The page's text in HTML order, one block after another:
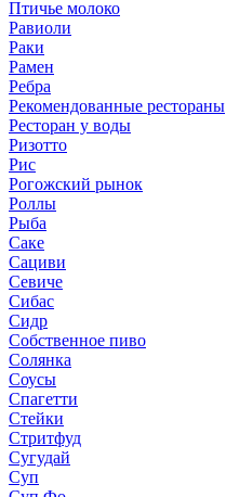
Птичье молоко
Равиоли
Раки
Рамен
Ребра
Рекомендованные рестораны
Ресторан у воды
Ризотто
Рис
Рогожский рынок
Роллы
Рыба
Саке
Сациви
Севиче
Сибас
Сидр
Собственное пиво
Солянка
Соусы
Спагетти
Стейки
Стритфуд
Сугудай
Суп